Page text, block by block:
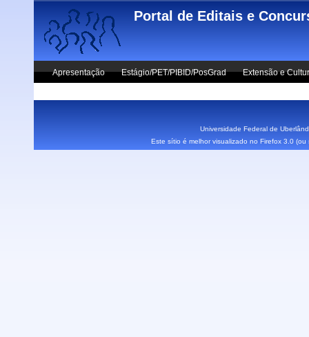
Skip to main content
Portal de Editais e
Apresentação Estágio/PET/PIBID/PosGrad Extensão e
Universidade Federal de
Este sítio é melhor visualizado no Firefox 3.0